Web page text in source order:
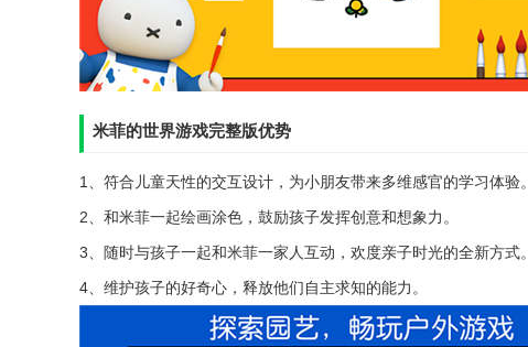
米菲的世界游戏完整版优势
1、符合儿童天性的交互设计，为小朋友带来多维感官的学习体验。
2、和米菲一起绘画涂色，鼓励孩子发挥创意和想象力。
3、随时与孩子一起和米菲一家人互动，欢度亲子时光的全新方式。
4、维护孩子的好奇心，释放他们自主求知的能力。